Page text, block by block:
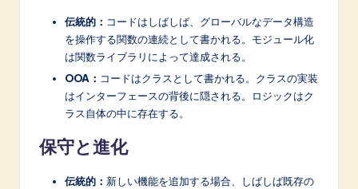
伝統的： コードはしばしば、グローバルなデータ構造
を操作する関数の連続として書かれる。モジュール化
は関数ライブラリによって達成される。
OOA： コードはクラスとして書かれる。クラスの実装
はインターフェースの背後に隠される。ロジックはク
ラス自体の中に存在する。
保守と進化
伝統的： 新しい機能を追加する場合、しばしば既存の